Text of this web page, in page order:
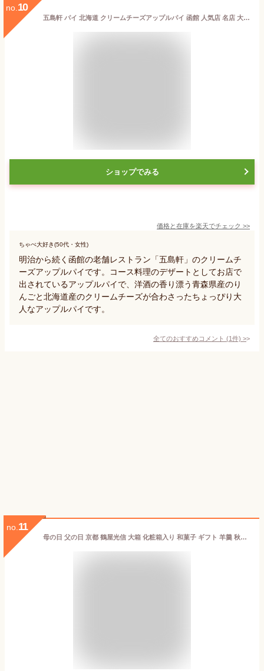
no. 10
五島軒 パイ 北海道 クリームチーズアップルパイ 函館 人気店 名店 大人 りんご チーズ 贈り物 ギフト 北海道産素材 青森 青森産りんご 焼き菓子バレンタイン
ショップでみる
価格と在庫を楽天でチェック >>
ちゃぺ大好き(50代・女性)
明治から続く函館の老舗レストラン「五島軒」のクリームチ
ーズアップルパイです。コース料理のデザートとしてお店で
出されているアップルパイで、洋酒の香り漂う青森県産のり
んごと北海道産のクリームチーズが合わさったちょっぴり大
人なアップルパイです。
全てのおすすめコメント (1件) >
no. 11
母の日 父の日 京都 鶴屋光信 大箱 化粧箱入り 和菓子 ギフト 羊羹 秋季節詰合せ10個 もちり 4個 琥珀糖 フルーツ琥珀 果乃菓 栗羊羹 栗ようかん 回転焼き どら焼き